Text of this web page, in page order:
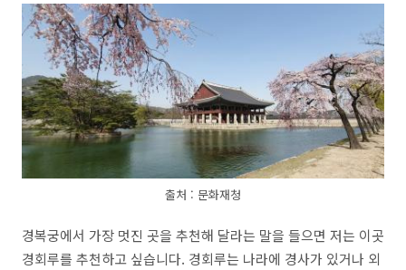
출처 : 문화재청
경복궁에서 가장 멋진 곳을 추천해 달라는 말을 들으면 저는 이곳
경회루를 추천하고 싶습니다. 경회루는 나라에 경사가 있거나 외